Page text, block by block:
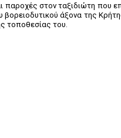
στον ταξιδιώτη που
άξονα της
τοποθεσίας του.